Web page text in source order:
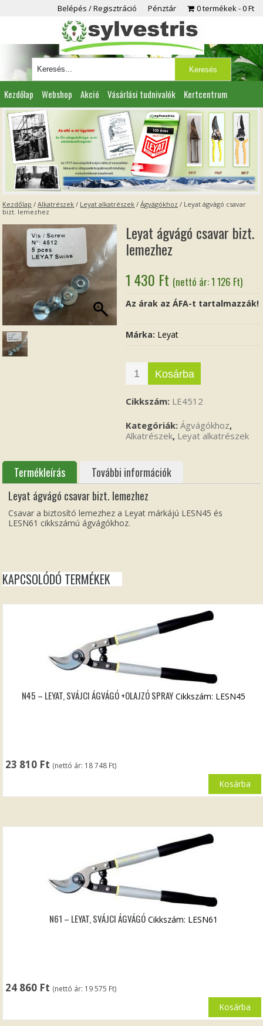
Belépés / Regisztráció Pénztár 0 termékek 0 Ft
Kezdőlap Webshop Akció Vásárlási tudnivalók Kertcentrum
Viszonteladóknak Partnereink Kapcsolat
Kezdőlap /Alkatrészek / Leyat alkatrészek /Ágvágókhoz / Leyat ágvágó csavar
bizt. lemezhez
Leyat ágvágó csavar bizt.
lemezhez
1 430 Ft (nettó ár:1 126 Ft)
Az árak az ÁFA-t tartalmazzák!
Márka: Leyat
Kosárba
Cikkszám: LE4512
Kategóriák:Ágvágókhoz,
Alkatrészek, Leyat alkatrészek
Termékleírás
További információk
Leyat ágvágó csavar bizt. lemezhez
Csavar a biztosító lemezhez a Leyat márkájú LESN45 és
LESN61 cikkszámú ágvágókhoz.
KAPCSOLÓDÓ TERMÉKEK
N45 – LEYAT, SVÁJCI ÁGVÁGÓ +OLAJZÓ SPRAY
23 810 Ft (nettó ár: 18 748 Ft)
Cikkszám: LESN45
Kosárba
N61 – LEYAT, SVÁJCI ÁGVÁGÓ
24 860 Ft (nettó ár: 19 575 Ft)
Cikkszám: LESN61
Kosárba